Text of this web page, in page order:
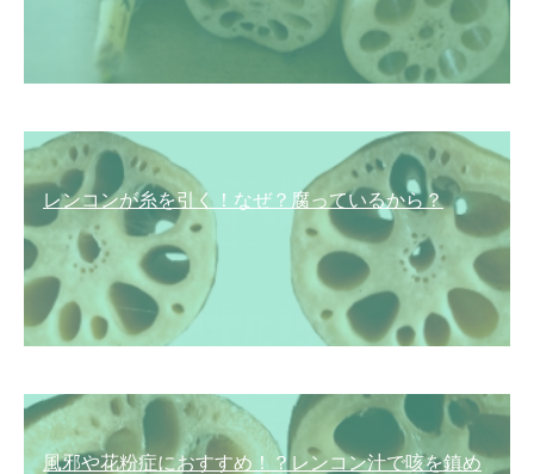
レンコンが糸を引く！なぜ？腐っているから？
風邪や花粉症におすすめ！？レンコン汁で咳を鎮め